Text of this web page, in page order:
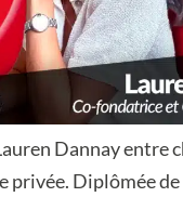
Dannay entre
privée. Diplômée